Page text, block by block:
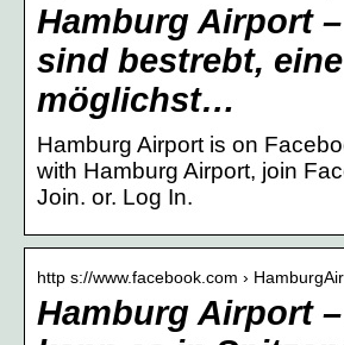
Hamburg Airport
sind bestrebt, eine
möglichst…
Hamburg Airport is on
with Hamburg Airport, join
Join. or. Log In.
http s://www.facebook.com ›
Hamburg Airport